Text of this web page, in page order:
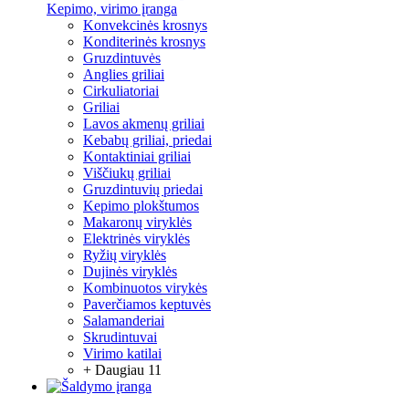
Kepimo, virimo įranga
Konvekcinės krosnys
Konditerinės krosnys
Gruzdintuvės
Anglies griliai
Cirkuliatoriai
Griliai
Lavos akmenų griliai
Kebabų griliai, priedai
Kontaktiniai griliai
Viščiukų griliai
Gruzdintuvių priedai
Kepimo plokštumos
Makaronų viryklės
Elektrinės viryklės
Ryžių viryklės
Dujinės viryklės
Kombinuotos virykės
Paverčiamos keptuvės
Salamanderiai
Skrudintuvai
Virimo katilai
+ Daugiau 11